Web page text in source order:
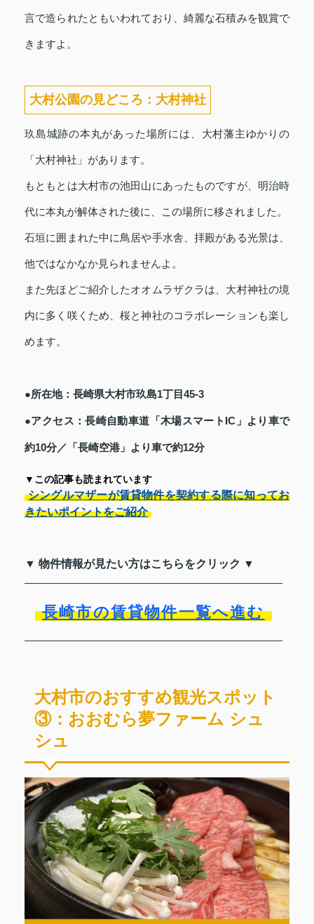
言で造られたともいわれており、綺麗な石積みを観賞で
きますよ。
大村公園の見どころ：大村神社
玖島城跡の本丸があった場所には、大村藩主ゆかりの
「大村神社」があります。
もともとは大村市の池田山にあったものですが、明治時
代に本丸が解体された後に、この場所に移されました。
石垣に囲まれた中に鳥居や手水舎、拝殿がある光景は、
他ではなかなか見られませんよ。
また先ほどご紹介したオオムラザクラは、大村神社の境
内に多く咲くため、桜と神社のコラボレーションも楽し
めます。
●所在地：長崎県大村市玖島1丁目45-3
●アクセス：長崎自動車道「木場スマートIC」より車で
約10分／「長崎空港」より車で約12分
▼この記事も読まれています
シングルマザーが賃貸物件を契約する際に知ってお
きたいポイントをご紹介
▼ 物件情報が見たい方はこちらをクリック ▼
長崎市の賃貸物件一覧へ進む
大村市のおすすめ観光スポット
③：おおむら夢ファーム シュ
シュ